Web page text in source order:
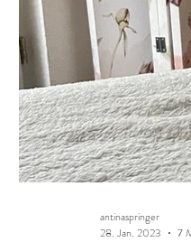
antinaspringer
28. Jan. 2023
7